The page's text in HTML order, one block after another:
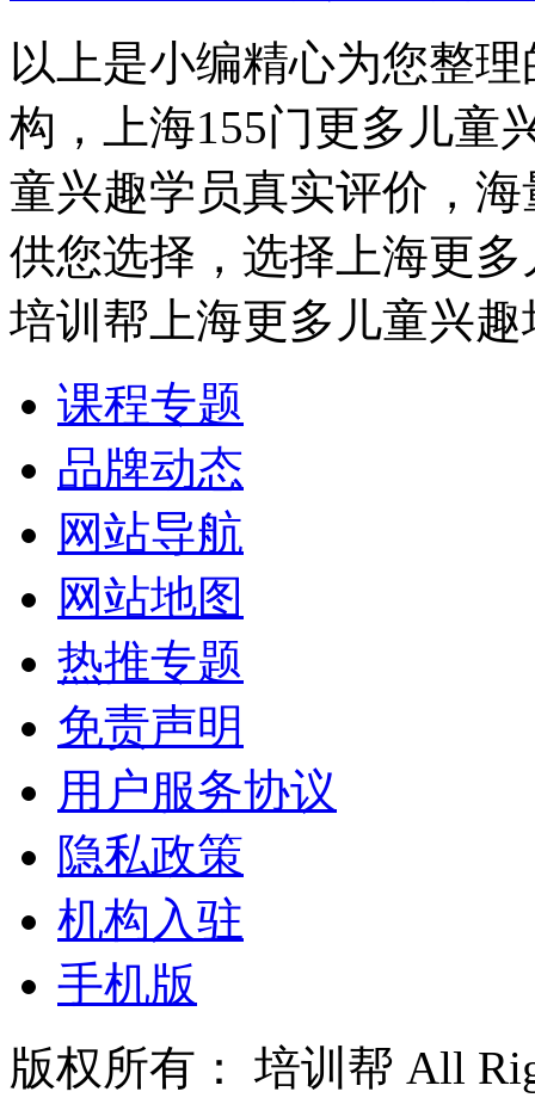
以上是小编精心为您整
构，上海155门更多儿童
童兴趣学员真实评价，
供您选择，选择上海更
培训帮上海更多儿童兴
课程专题
品牌动态
网站导航
网站地图
热推专题
免责声明
用户服务协议
隐私政策
机构入驻
手机版
版权所有： 培训帮 All